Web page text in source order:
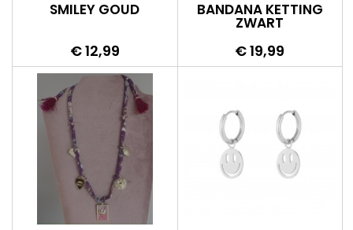
SMILEY GOUD
Prijs
€ 12,99
BANDANA KETTING
ZWART
Prijs
€ 19,99